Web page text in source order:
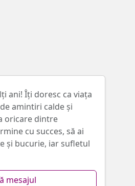
ani! Îţi doresc ca viața
amintiri calde și
oricare dintre
cu succes, să ai
și bucurie, iar sufletul
mesajul